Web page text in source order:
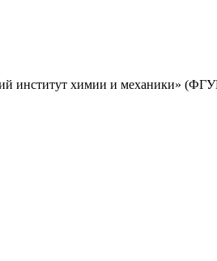
институт химии и механики»